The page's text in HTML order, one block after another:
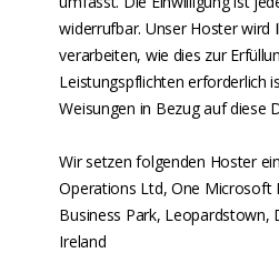
widerrufbar. Unser Hoster wird
verarbeiten, wie dies zur
Leistungspflichten erforderlich
Weisungen in Bezug auf diese
Wir setzen folgenden Hoster
Operations Ltd, One Microsoft
Business Park, Leopardstown,
Ireland